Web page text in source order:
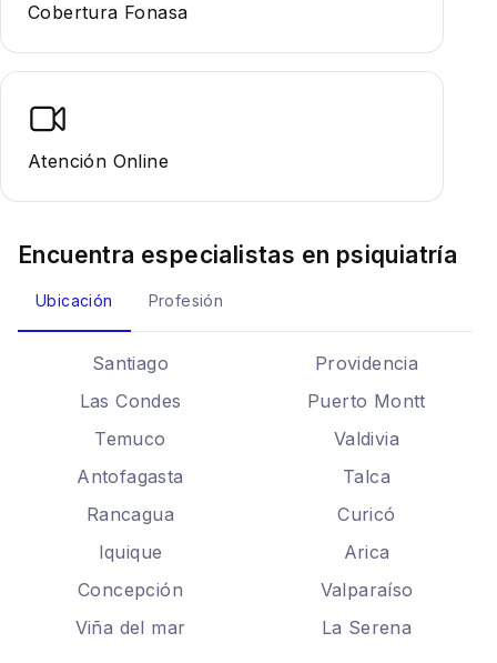
Cobertura Fonasa
Atención Online
Encuentra especialistas en psiquiatría
Ubicación Profesión
Santiago
Providencia
Las Condes
Puerto Montt
Temuco
Valdivia
Antofagasta
Talca
Rancagua
Curicó
Iquique
Arica
Concepción
Valparaíso
Viña del mar
La Serena